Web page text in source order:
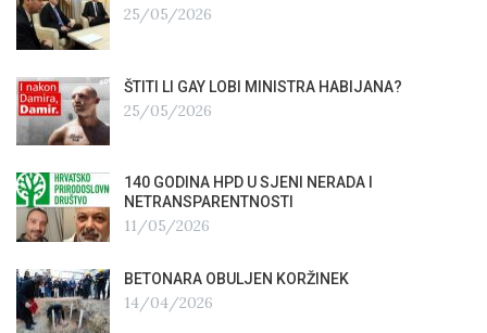
25/05/2026
ŠTITI LI GAY LOBI MINISTRA HABIJANA?
25/05/2026
140 GODINA HPD U SJENI NERADA I
NETRANSPARENTNOSTI
11/05/2026
BETONARA OBULJEN KORŽINEK
14/04/2026